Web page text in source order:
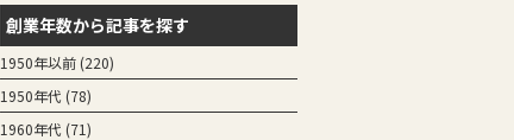
創業年数から記事を探す
1950年以前 (220)
1950年代 (78)
1960年代 (71)